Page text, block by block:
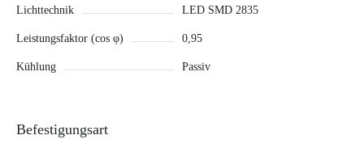
Lichttechnik LED SMD 2835
Leistungsfaktor (cos φ) 0,95
Kühlung Passiv
Befestigungsart